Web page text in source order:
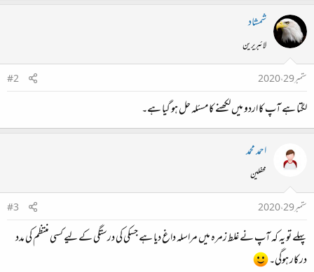
شمشاد
لائبریرین
ستمبر 29، 2020
#2
لگتا ہے آپ کا اردو میں لکھنے کا مسئلہ حل ہو گیا ہے۔
احمد محمد
محفلین
ستمبر 29، 2020
#3
پہلے تو یہ کہ آپ نے غلط زمرہ میں مراسلہ داغ دیا ہے جسکی کی درستگی کے لیے کسی منتظم کی مدد
درکار ہوگی۔